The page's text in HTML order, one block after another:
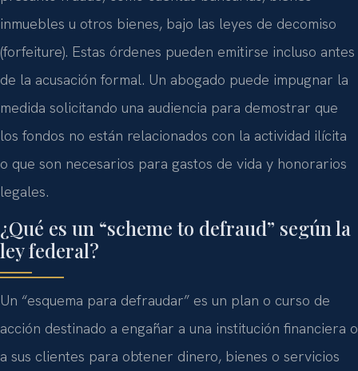
inmuebles u otros bienes, bajo las leyes de decomiso
(forfeiture). Estas órdenes pueden emitirse incluso antes
de la acusación formal. Un abogado puede impugnar la
medida solicitando una audiencia para demostrar que
los fondos no están relacionados con la actividad ilícita
o que son necesarios para gastos de vida y honorarios
legales.
¿Qué es un “scheme to defraud” según la
ley federal?
Un “esquema para defraudar” es un plan o curso de
acción destinado a engañar a una institución financiera o
a sus clientes para obtener dinero, bienes o servicios